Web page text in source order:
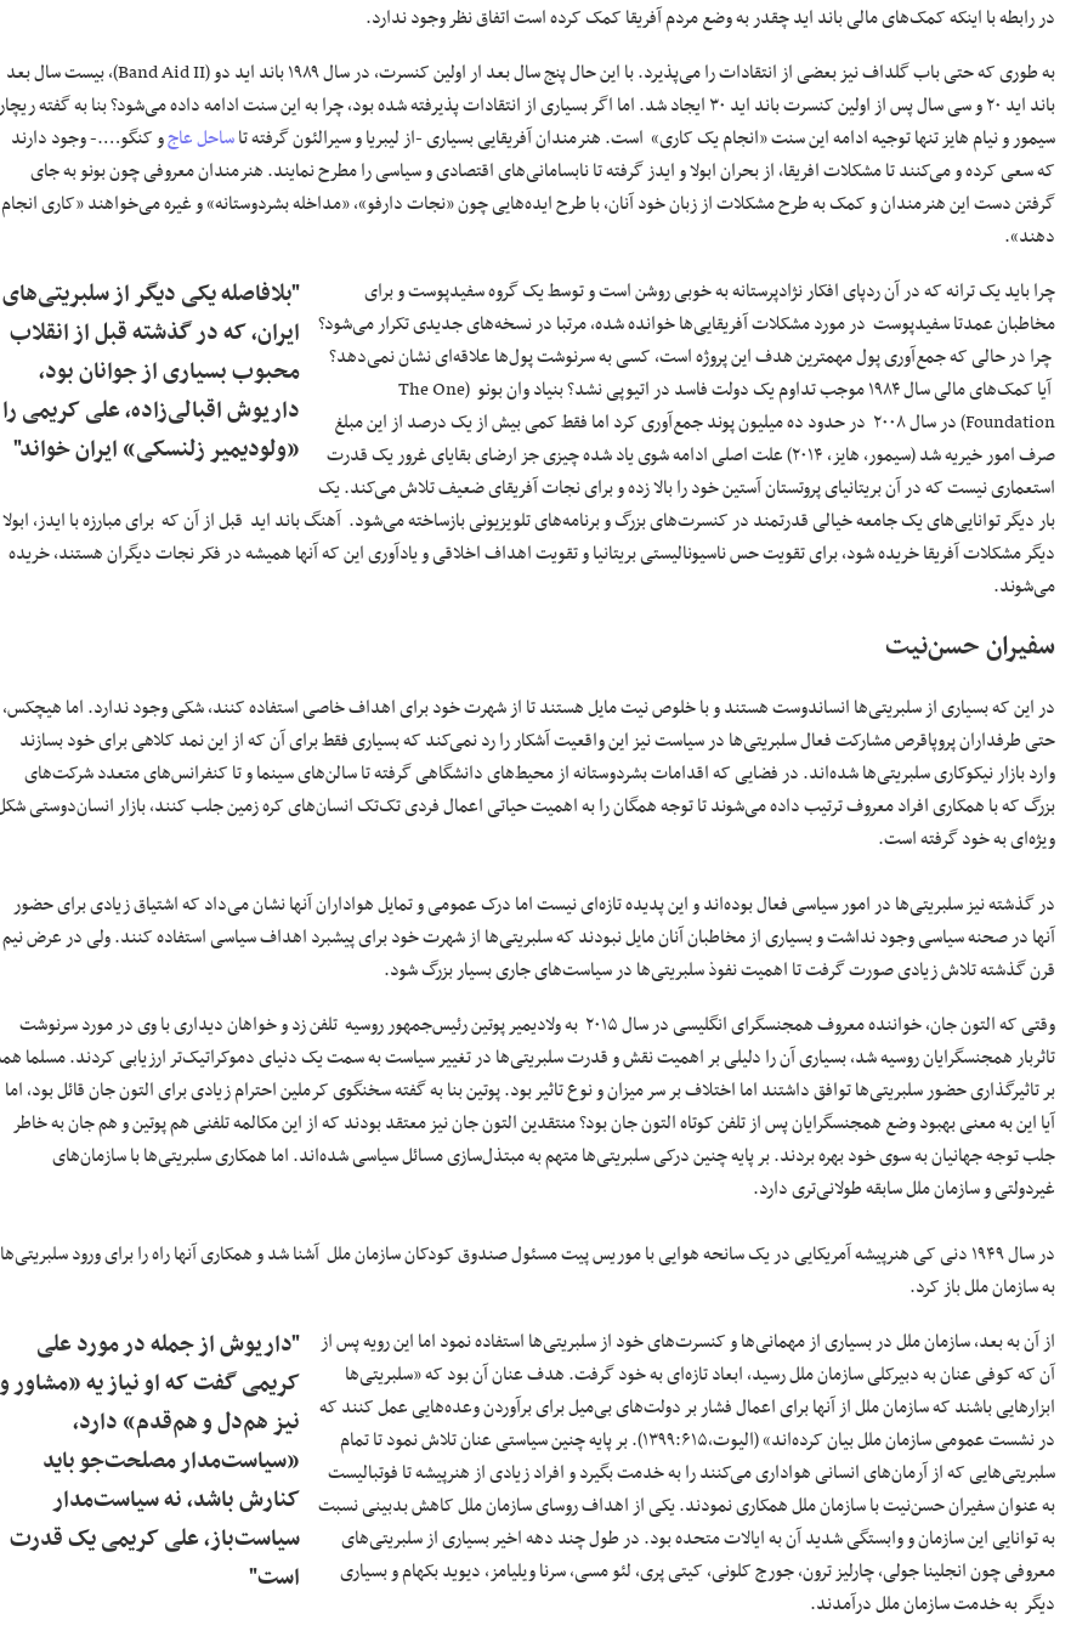
در رابطه با اینکه کمک‌های مالی باند اید چقدر به وضع مردم آفریقا کمک کرده است اتفاق نظر وجود ندارد.
به طوری که حتی باب گلداف نیز بعضی از انتقادات را می‌پذیرد. با این حال پنج سال بعد ار اولین کنسرت، در سال ۱۹۸۹ باند اید دو (Band Aid II)، بیست سال بعد
باند اید ۲۰ و سی سال پس از اولین کنسرت باند اید ۳۰ ایجاد شد. اما اگر بسیاری از انتقادات پذیرفته شده بود، چرا به این سنت ادامه داده می‌شود؟ بنا به گفته
سیمور و نیام هایز تنها توجیه ادامه این سنت «انجام یک کاری» است. هنرمندان آفریقایی بسیاری -از لیبریا و سیرالئون گرفته تاساحل عاجو کنگو….- وجود دارند
که سعی کرده و می‌کنند تا مشکلات افریقا، از بحران ابولا و ایدز گرفته تا نابسامانی‌های اقتصادی و سیاسی را مطرح نمایند. هنرمندان معروفی چون بونو به جای
گرفتن دست این هنرمندان و کمک به طرح مشکلات از زبان خود آنان، با طرح ایده‌هایی چون «نجات دارفو»، «مداخله بشردوستانه» و غیره می‌خواهند «کاری انجام
دهند».
"بلافاصله یکی دیگر از سلبریتی‌های
ایران، که در گذشته قبل از انقلاب
محبوب بسیاری از جوانان بود،
داریوش اقبالی‌زاده، علی کریمی را
«ولودیمیر زلنسکی» ایران خواند"
چرا باید یک ترانه که در آن ردپای افکار نژادپرستانه به خوبی روشن است و توسط یک گروه سفیدپوست و برای
مخاطبان عمدتا سفیدپوست در مورد مشکلات آفریقایی‌ها خوانده شده، مرتبا در نسخه‌های جدیدی تکرار می‌شود؟
چرا در حالی که جمع‌آوری پول مهمترین هدف این پروژه است، کسی به سرنوشت پول‌ها علاقه‌ای نشان نمی‌دهد؟
آیا کمک‌های مالی سال ۱۹۸۴ موجب تداوم یک دولت فاسد در اتیوپی نشد؟ بنیاد وان بونو (The One
Foundation) در سال ۲۰۰۸ در حدود ده میلیون پوند جمع‌آوری کرد اما فقط کمی بیش از یک درصد از این مبلغ
صرف امور خیریه شد (سیمور، هایز، ۲۰۱۴) علت اصلی ادامه شوی یاد شده چیزی جز ارضای بقایای غرور یک قدرت
استعماری نیست که در آن بریتانیای پروتستان آستین خود را بالا زده و برای نجات آفریقای ضعیف تلاش می‌کند. یک
بار دیگر توانایی‌های یک جامعه خیالی قدرتمند در کنسرت‌های بزرگ و برنامه‌های تلویزیونی بازساخته می‌شود. آهنگ باند اید قبل از آن که برای مبارزه با ایدز،
دیگر مشکلات آفریقا خریده شود، برای تقویت حس ناسیونالیستی بریتانیا و تقویت اهداف اخلاقی و یادآوری این که آنها همیشه در فکر نجات دیگران هستند، خریده
می‌شوند.
سفیران حسن‌نیت
در این که بسیاری از سلبریتی‌ها انساندوست هستند و با خلوص نیت مایل هستند تا از شهرت خود برای اهداف خاصی استفاده کنند، شکی وجود ندارد. اما هیچکس،
حتی طرفداران پروپاقرص مشارکت فعال سلبریتی‌ها در سیاست نیز این واقعیت آشکار را رد نمی‌کند که بسیاری فقط برای آن که از این نمد کلاهی برای خود بسازند
وارد بازار نیکوکاری سلبریتی‌ها شده‌اند. در فضایی که اقدامات بشردوستانه از محیط‌های دانشگاهی گرفته تا سالن‌های سینما و تا کنفرانس‌های متعدد شرکت‌های
بزرگ که با همکاری افراد معروف ترتیب داده می‌شوند تا توجه همگان را به اهمیت حیاتی اعمال فردی تک‌تک انسان‌های کره زمین جلب کنند، بازار انسان‌دوستی
ویژه‌ای به خود گرفته است.
در گذشته نیز سلبریتی‌ها در امور سیاسی فعال بوده‌اند و این پدیده تازه‌ای نیست اما درک عمومی و تمایل هواداران آنها نشان می‌داد که اشتیاق زیادی برای حضور
آنها در صحنه سیاسی وجود نداشت و بسیاری از مخاطبان آنان مایل نبودند که سلبریتی‌ها از شهرت خود برای پیشبرد اهداف سیاسی استفاده کنند. ولی در عرض نیم
قرن گذشته تلاش زیادی صورت گرفت تا اهمیت نفوذ سلبریتی‌ها در سیاست‌های جاری بسیار بزرگ شود.
وقتی که التون جان، خواننده معروف همجنسگرای انگلیسی در سال ۲۰۱۵ به ولادیمیر پوتین رئیس‌جمهور روسیه تلفن زد و خواهان دیداری با وی در مورد سرنوشت
تاثربار همجنسگرایان روسیه شد، بسیاری آن را دلیلی بر اهمیت نقش و قدرت سلبریتی‌ها در تغییر سیاست به سمت یک دنیای دموکراتیک‌تر ارزیابی کردند. مسلما
بر تاثیرگذاری حضور سلبریتی‌ها توافق داشتند اما اختلاف بر سر میزان و نوع تاثیر بود. پوتین بنا به گفته سخنگوی کرملین احترام زیادی برای التون جان قائل بود، اما
آیا این به معنی بهبود وضع همجنسگرایان پس از تلفن کوتاه التون جان بود؟ منتقدین التون جان نیز معتقد بودند که از این مکالمه تلفنی هم پوتین و هم جان به خاطر
جلب توجه جهانیان به سوی خود بهره بردند. بر پایه چنین درکی سلبریتی‌ها متهم به مبتذل‌سازی مسائل سیاسی شده‌اند. اما همکاری سلبریتی‌ها با سازمان‌های
غیردولتی و سازمان ملل سابقه طولانی‌تری دارد.
در سال ۱۹۴۹ دنی کی هنرپیشه آمریکایی در یک سانحه هوایی با موریس پیت مسئول صندوق کودکان سازمان ملل آشنا شد و همکاری آنها راه را برای ورود سلبریتی‌ها
به سازمان ملل باز کرد.
"داریوش از جمله در مورد علی
کریمی گفت که او نیاز یه «مشاور و
نیز هم‌دل و هم‌قدم» دارد،
«سیاست‌مدار مصلحت‌جو باید
کنارش باشد، نه سیاست‌مدار
سیاست‌باز، علی کریمی یک قدرت
است"
از آن به بعد، سازمان ملل در بسیاری از مهمانی‌ها و کنسرت‌های خود از سلبریتی‌ها استفاده نمود اما این رویه پس از
آن که کوفی عنان به دبیرکلی سازمان ملل رسید، ابعاد تازه‌ای به خود گرفت. هدف عنان آن بود که «سلبریتی‌ها
ابزارهایی باشند که سازمان ملل از آنها برای اعمال فشار بر دولت‌های بی‌میل برای برآوردن وعده‌هایی عمل کنند که
در نشست عمومی سازمان ملل بیان کرده‌اند» (الیوت،۱۳۹۹:۶۱۵). بر پایه چنین سیاستی عنان تلاش نمود تا تمام
سلبریتی‌هایی که از آرمان‌های انسانی هواداری می‌کنند را به خدمت بگیرد و افراد زیادی از هنرپیشه تا فوتبالیست
به عنوان سفیران حسن‌نیت با سازمان ملل همکاری نمودند. یکی از اهداف روسای سازمان ملل کاهش بدبینی نسبت
به توانایی این سازمان و وابستگی شدید آن به ایالات متحده بود. در طول چند دهه اخیر بسیاری از سلبریتی‌های
معروفی چون انجلینا جولی، چارلیز ترون، جورج کلونی، کیتی پری، لئو مسی، سرنا ویلیامز، دیوید بکهام و بسیاری
دیگر به خدمت سازمان ملل درآمدند.